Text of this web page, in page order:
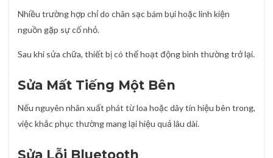
Nhiều trường hợp chỉ do chân sạc bám bụi hoặc linh kiện
nguồn gặp sự cố nhỏ.
Sau khi sửa chữa, thiết bị có thể hoạt động bình thường trở lại.
Sửa Mất Tiếng Một Bên
Nếu nguyên nhân xuất phát từ loa hoặc dây tín hiệu bên trong,
việc khắc phục thường mang lại hiệu quả lâu dài.
Sửa Lỗi Bluetooth